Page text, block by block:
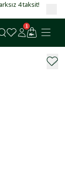
4 taksit!
1